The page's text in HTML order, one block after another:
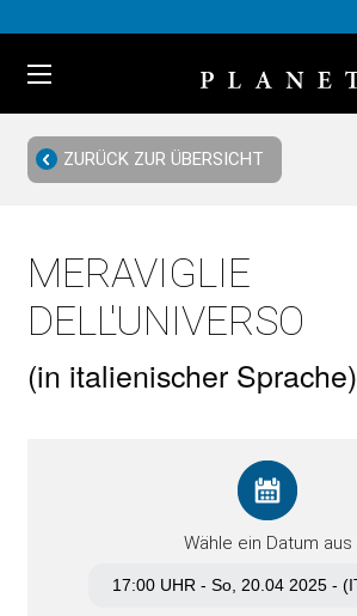
ZURÜCK ZUR ÜBERSICHT
MERAVIGLIE
DELL'UNIVERSO
(in italienischer Sprache)
Wähle ein Datum aus